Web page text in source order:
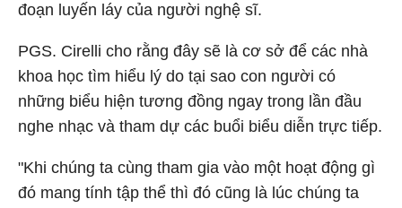
đoạn luyến láy của người nghệ sĩ.
PGS. Cirelli cho rằng đây sẽ là cơ sở để các nhà
khoa học tìm hiểu lý do tại sao con người có
những biểu hiện tương đồng ngay trong lần đầu
nghe nhạc và tham dự các buổi biểu diễn trực tiếp.
"Khi chúng ta cùng tham gia vào một hoạt động gì
đó mang tính tập thể thì đó cũng là lúc chúng ta